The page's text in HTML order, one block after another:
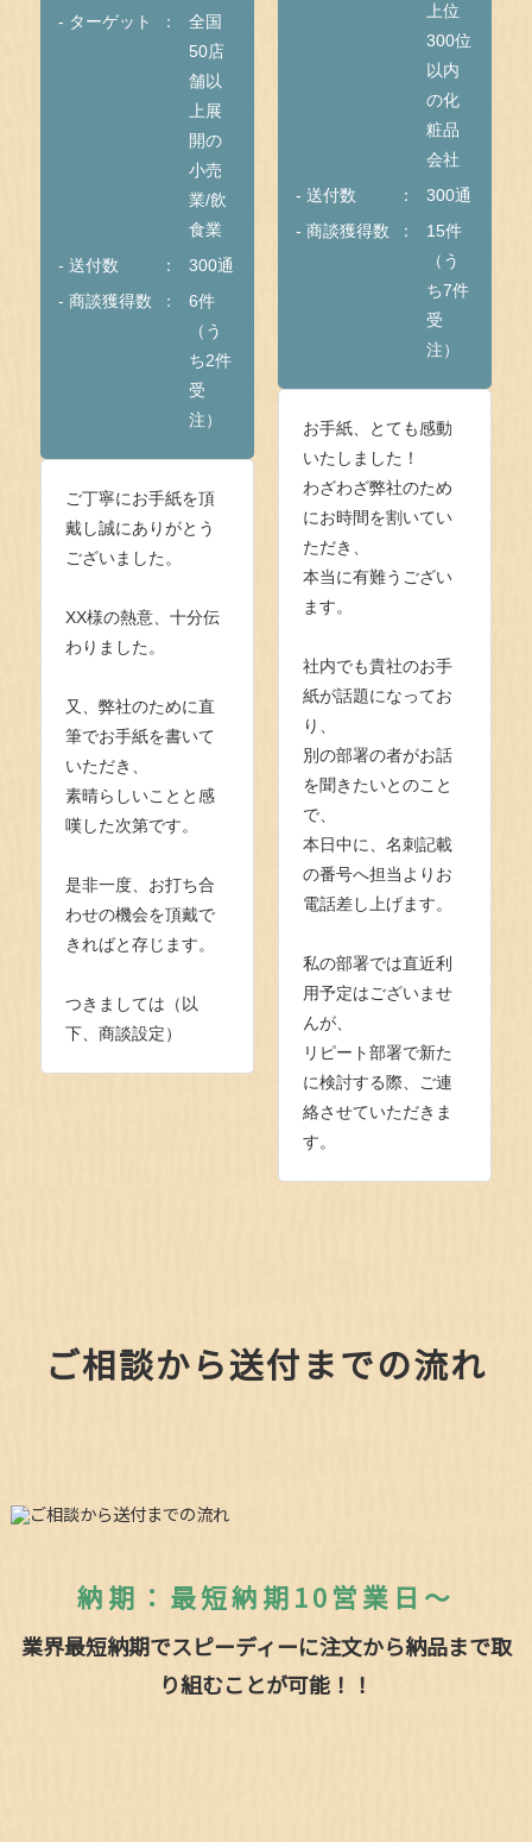
- ターゲット
全国
50店
舗以
上展
開の
小売
業/飲
食業
- 送付数
300通
- 商談獲得数
6件
（う
ち2件
受
注）
ご丁寧にお手紙を頂
戴し誠にありがとう
ございました。
XX様の熱意、十分伝
わりました。
又、弊社のために直
筆でお手紙を書いて
いただき、
素晴らしいことと感
嘆した次第です。
是非一度、お打ち合
わせの機会を頂戴で
きればと存じます。
つきましては（以
下、商談設定）
上位
300位
以内
の化
粧品
会社
- 送付数
300通
- 商談獲得数
15件
（う
ち7件
受
注）
お手紙、とても感動
いたしました！
わざわざ弊社のため
にお時間を割いてい
ただき、
本当に有難うござい
ます。
社内でも貴社のお手
紙が話題になってお
り、
別の部署の者がお話
を聞きたいとのこと
で、
本日中に、名刺記載
の番号へ担当よりお
電話差し上げます。
私の部署では直近利
用予定はございませ
んが、
リピート部署で新た
に検討する際、ご連
絡させていただきま
す。
ご相談から送付までの流れ
納期：最短納期10営業日～
業界最短納期でスピーディーに注文から納品まで取
り組むことが可能！！